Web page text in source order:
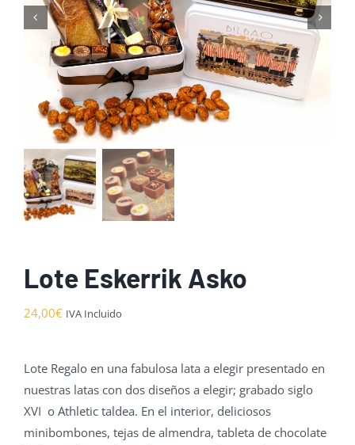
Lote Eskerrik Asko
24,00€ IVA Incluido
Lote Regalo en una fabulosa lata a elegir presentado en
nuestras latas con dos diseños a elegir; grabado siglo
XVI o Athletic taldea. En el interior, deliciosos
minibombones, tejas de almendra, tableta de chocolate